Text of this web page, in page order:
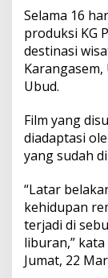
Selama 16
produksi KG
destinasi
Ubud.
Film yang
diadaptasi
yang sudah
“Latar
kehidupan
terjadi di
liburan,”
Jumat, 22